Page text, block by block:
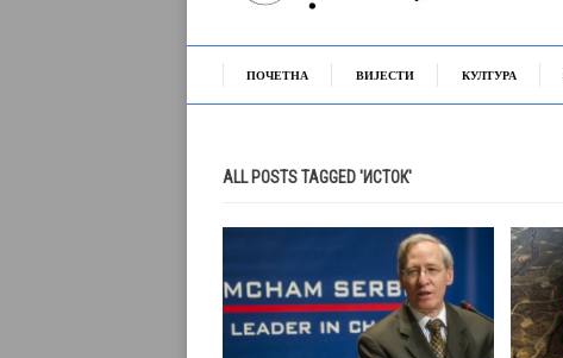
ПОЧЕТНА ВИЈЕСТИ КУЛТУРА
ALL POSTS TAGGED 'ИСТОК'